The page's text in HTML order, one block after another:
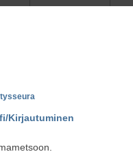
Kirjautuminen